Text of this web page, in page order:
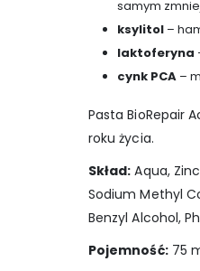
samym
ksylitol –
laktoferyna
cynk PCA –
Pasta BioRepair
roku życia.
Skład: Aqua,
Sodium Methyl
Benzyl Alcohol,
Pojemność:75